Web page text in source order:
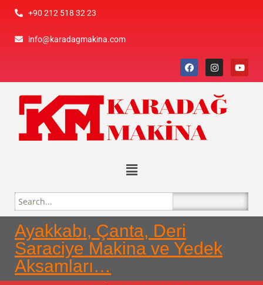
+90 212 518 32 23
info@karadagmakina.com
Ayakkabı, Çanta, Deri
Saraciye Makina ve Yedek
Aksamları…